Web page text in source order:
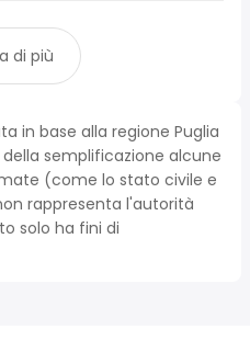
di più
in base alla regione Puglia
della semplificazione alcune
(come lo stato civile e
rappresenta l'autorità
solo ha fini di